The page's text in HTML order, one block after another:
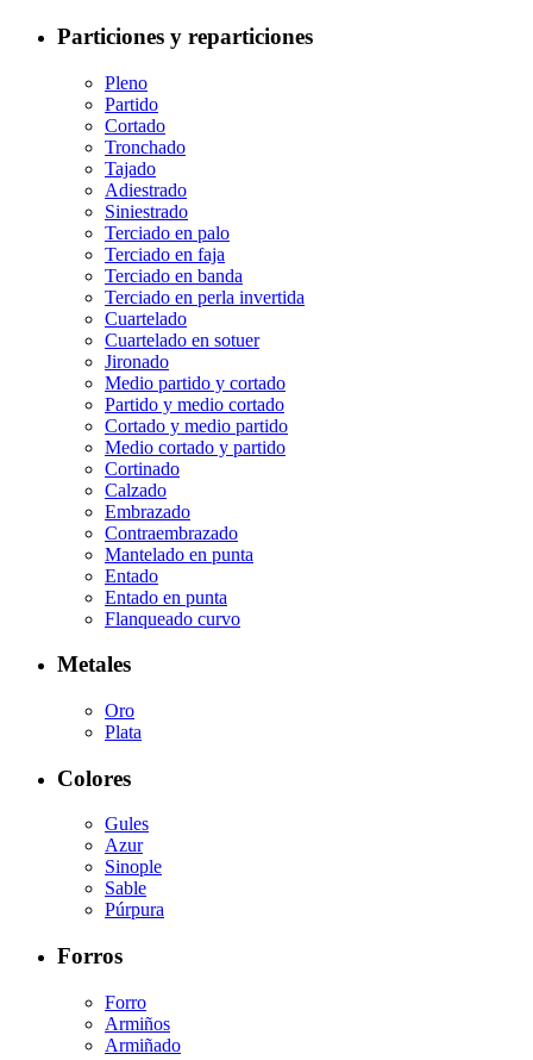
Particiones y reparticiones
Pleno
Partido
Cortado
Tronchado
Tajado
Adiestrado
Siniestrado
Terciado en palo
Terciado en faja
Terciado en banda
Terciado en perla invertida
Cuartelado
Cuartelado en sotuer
Jironado
Medio partido y cortado
Partido y medio cortado
Cortado y medio partido
Medio cortado y partido
Cortinado
Calzado
Embrazado
Contraembrazado
Mantelado en punta
Entado
Entado en punta
Flanqueado curvo
Metales
Oro
Plata
Colores
Gules
Azur
Sinople
Sable
Púrpura
Forros
Forro
Armiños
Armiñado